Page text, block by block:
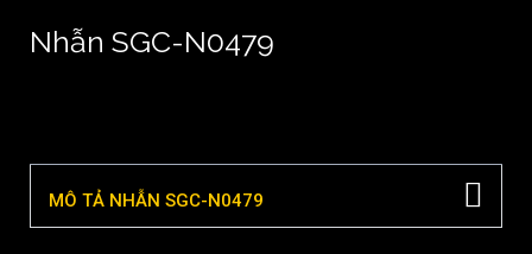
Nhẫn SGC-N0479
MÔ TẢ NHẪN SGC-N0479